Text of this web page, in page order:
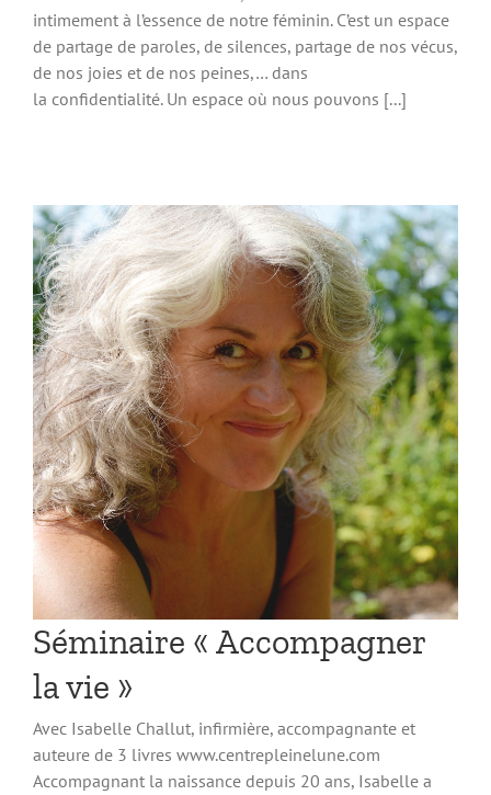
intimement à l’essence de notre féminin. C’est un espace
de partage de paroles, de silences, partage de nos vécus,
de nos joies et de nos peines,… dans
la confidentialité. Un espace où nous pouvons [...]
Séminaire « Accompagner
la vie »
Avec Isabelle Challut, infirmière, accompagnante et
auteure de 3 livres www.centrepleinelune.com
Accompagnant la naissance depuis 20 ans, Isabelle a